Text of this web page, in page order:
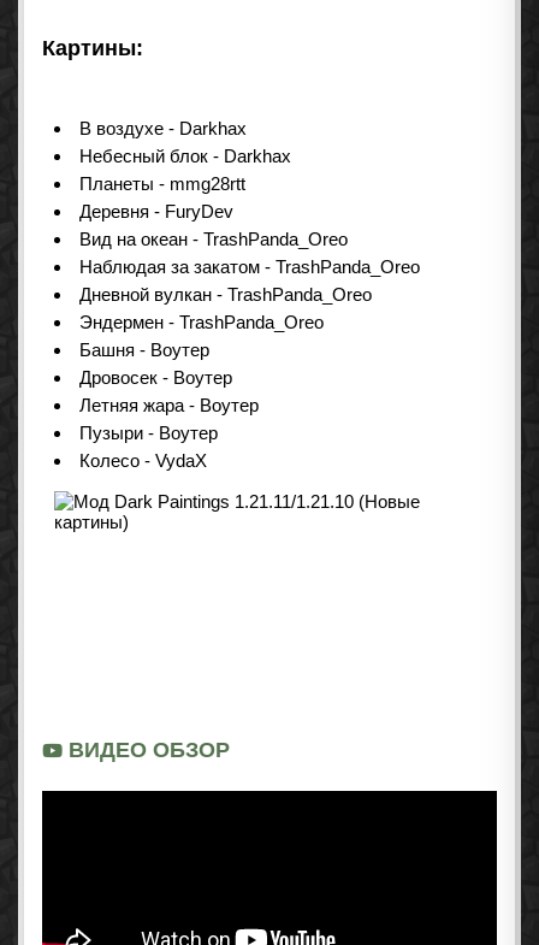
Картины:
В воздухе - Darkhax
Небесный блок - Darkhax
Планеты - mmg28rtt
Деревня - FuryDev
Вид на океан - TrashPanda_Oreo
Наблюдая за закатом - TrashPanda_Oreo
Дневной вулкан - TrashPanda_Oreo
Эндермен - TrashPanda_Oreo
Башня - Воутер
Дровосек - Воутер
Летняя жара - Воутер
Пузыри - Воутер
Колесо - VydaX
ВИДЕО ОБЗОР